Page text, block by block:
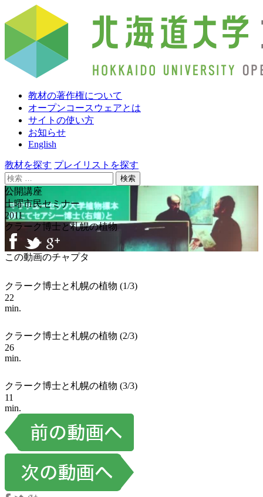
教材の著作権について
オープンコースウェアとは
サイトの使い方
お知らせ
English
教材を探す プレイリストを探す
検
索:
公開講座
土曜市民セミナー
2011
クラーク博士と札幌の植物
この動画のチャプタ
クラーク博士と札幌の植物 (1/3)
22
min.
クラーク博士と札幌の植物 (2/3)
26
min.
クラーク博士と札幌の植物 (3/3)
11
min.